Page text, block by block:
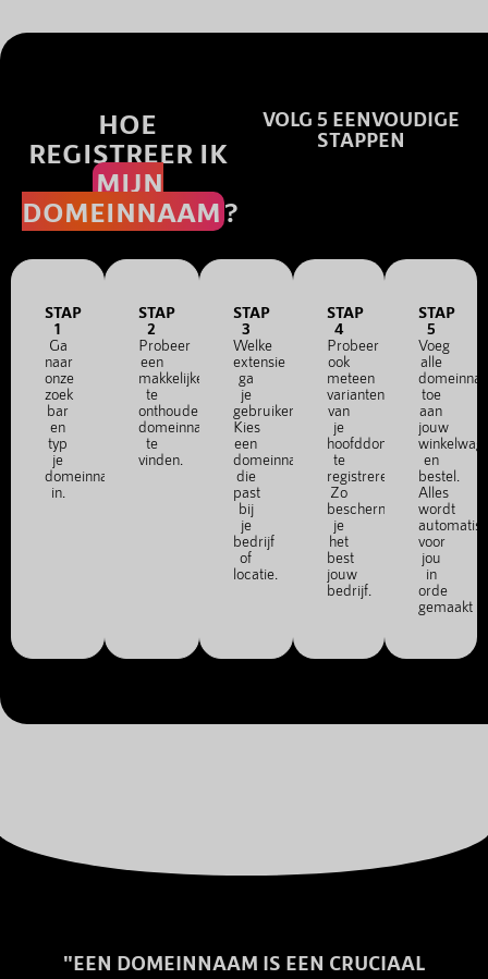
HOE
REGISTREER IK
MIJN
DOMEINNAAM ?
VOLG 5 EENVOUDIGE
STAPPEN
STAP
1
Ga
naar
onze
zoek
bar
en
typ
je
domeinnaam
in.
STAP
2
Probeer
een
makkelijke
te
onthouden
domeinnaam
te
vinden.
STAP
3
Welke
extensie
ga
je
gebruiken?
Kies
een
domeinnaam
die
past
bij
je
bedrijf
of
locatie.
STAP
4
Probeer
ook
meteen
varianten
van
je
hoofddomein
te
registreren.
Zo
bescherm
je
het
best
jouw
bedrijf.
STAP
5
Voeg
alle
toe
aan
jouw
en
bestel.
Alles
wordt
voor
jou
in
orde
gemaakt
"EEN DOMEINNAAM IS EEN CRUCIAAL